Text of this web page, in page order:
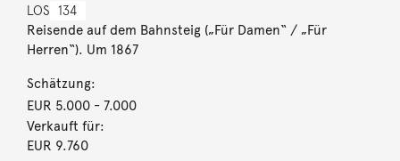
LOS 134
Reisende auf dem Bahnsteig („Für Damen“ / „Für
Herren“). Um 1867
Schätzung:
EUR 5.000- 7.000
Verkauft für:
EUR 9.760